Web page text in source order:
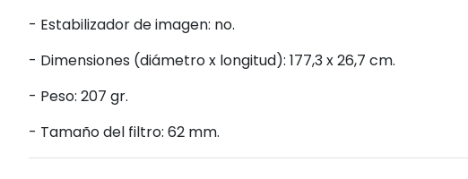
- Estabilizador de imagen: no.
- Dimensiones (diámetro x longitud): 177,3 x 26,7 cm.
- Peso: 207 gr.
- Tamaño del filtro: 62 mm.